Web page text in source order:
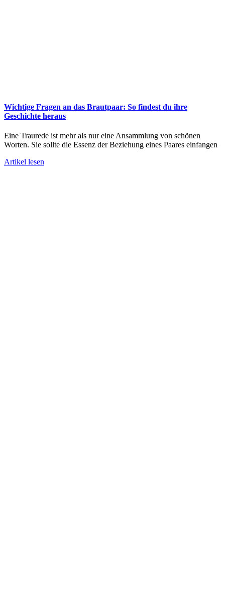
Wichtige Fragen an das Brautpaar: So findest du ihre
Geschichte heraus
Eine Traurede ist mehr als nur eine Ansammlung von schönen
Worten. Sie sollte die Essenz der Beziehung eines Paares einfangen
Artikel lesen